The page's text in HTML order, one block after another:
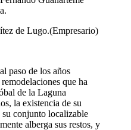
de Lugo.(Empresario)
paso de los años
que ha
de la Laguna
la existencia de su
su conjunto localizable
alberga sus restos, y